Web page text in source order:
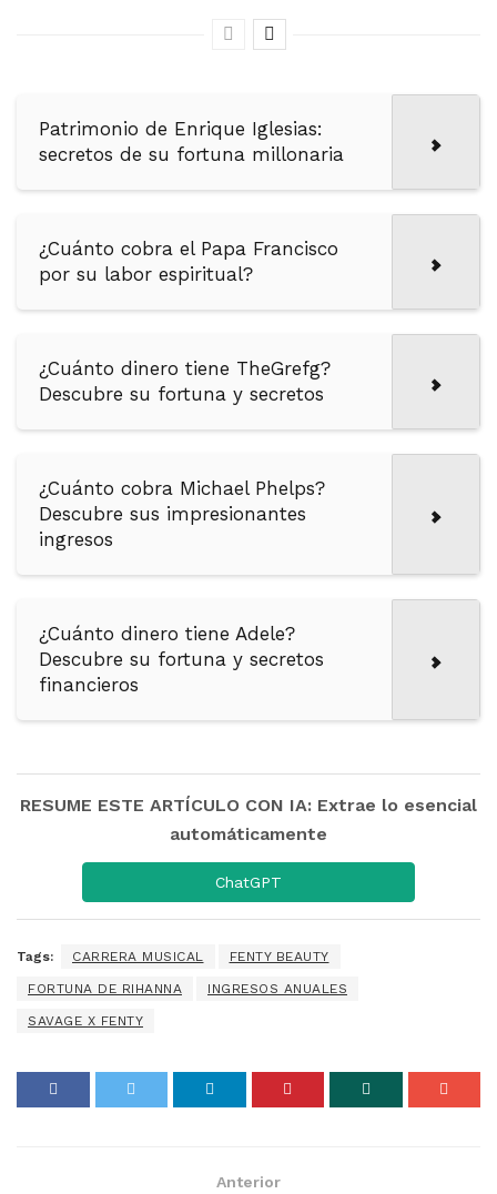
Patrimonio de Enrique Iglesias:
secretos de su fortuna millonaria
¿Cuánto cobra el Papa Francisco
por su labor espiritual?
¿Cuánto dinero tiene TheGrefg?
Descubre su fortuna y secretos
¿Cuánto cobra Michael Phelps?
Descubre sus impresionantes
ingresos
¿Cuánto dinero tiene Adele?
Descubre su fortuna y secretos
financieros
RESUME ESTE ARTÍCULO CON IA: Extrae lo esencial
automáticamente
ChatGPT
Tags: CARRERA MUSICAL FENTY BEAUTY
FORTUNA DE RIHANNA INGRESOS ANUALES
SAVAGE X FENTY
Anterior